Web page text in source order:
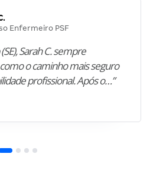
Enfermeiro PSF
Sarah C. sempre
o caminho mais seguro
profissional. Após o…”